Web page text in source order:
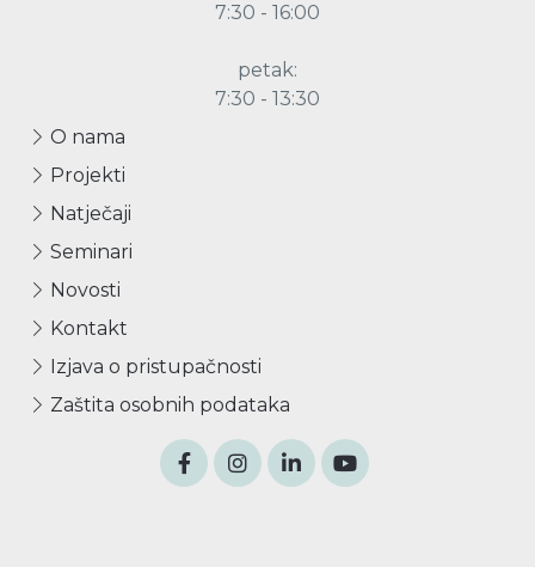
7:30 - 16:00
petak:
7:30 - 13:30
O nama
Projekti
Natječaji
Seminari
Novosti
Kontakt
Izjava o pristupačnosti
Zaštita osobnih podataka